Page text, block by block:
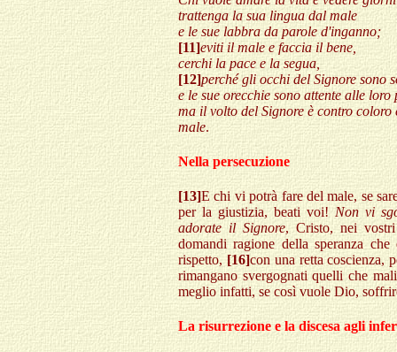
trattenga la sua lingua dal male
e le sue labbra da parole d'inganno;
[11]eviti il male e faccia il bene,
cerchi la pace e la segua,
[12]perché gli occhi del Signore sono
e le sue orecchie sono attente alle loro
ma il volto del Signore è contro coloro
male.
Nella persecuzione
[13]E chi vi potrà fare del male, se
per la giustizia, beati voi! Non vi
adorate il Signore, Cristo, nei
domandi ragione della speranza
rispetto, [16]con una retta coscienza,
rimangano svergognati quelli che
meglio infatti, se così vuole Dio,
La risurrezione e la discesa agli